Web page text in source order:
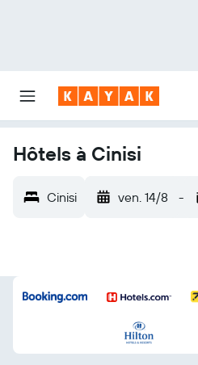
Hôtels à Cinisi
Cinisi ven. 14/8 -